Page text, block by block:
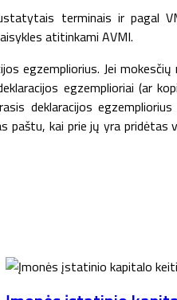
terminais ir pagal
atitinkami AVMI.
egzempliorius. Jei mokesčių
egzemplioriai (ar
deklaracijos
paštu, kai prie jų yra